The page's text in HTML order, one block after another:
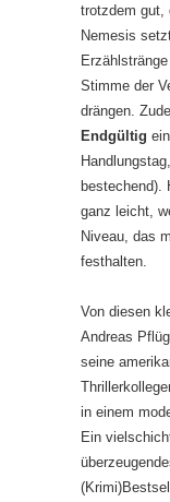
trotzdem gut,
Nemesis
Stimme der
drängen.
Endgültig
bestechend).
ganz leicht,
Niveau, das
festhalten.
Von diesen
Andreas
seine
in einem
Ein